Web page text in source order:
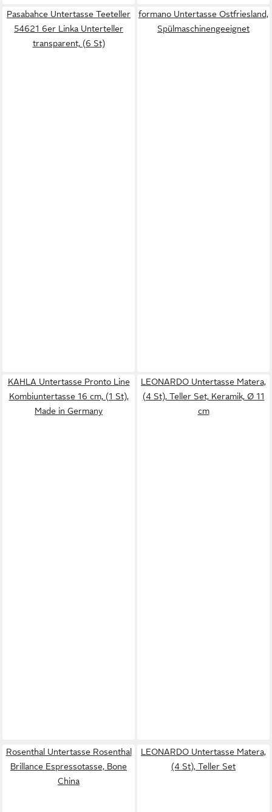
Pasabahce Untertasse Teeteller
54621 6er Linka Unterteller
transparent, (6 St)
formano Untertasse Ostfriesland,
Spülmaschinengeeignet
KAHLA Untertasse Pronto Line
Kombiuntertasse 16 cm, (1 St),
Made in Germany
LEONARDO Untertasse Matera,
(4 St), Teller Set, Keramik, Ø 11
cm
Rosenthal Untertasse Rosenthal
Brillance Espressotasse, Bone
China
LEONARDO Untertasse Matera,
(4 St), Teller Set